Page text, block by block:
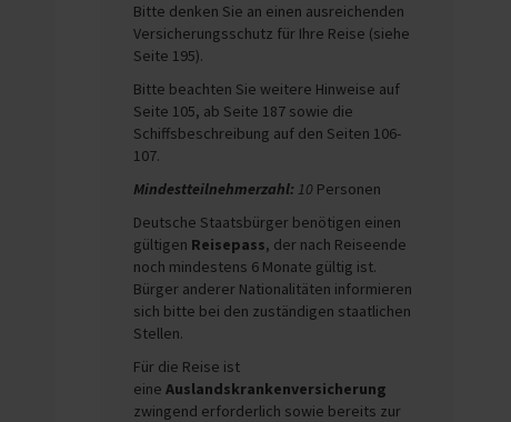
Bitte denken Sie an einen ausreichenden
Versicherungsschutz für Ihre Reise (siehe
Seite 195).
Bitte beachten Sie weitere Hinweise auf
Seite 105, ab Seite 187 sowie die
Schiffsbeschreibung auf den Seiten 106-
107.
Mindestteilnehmerzahl: 10 Personen
Deutsche Staatsbürger benötigen einen
gültigen Reisepass, der nach Reiseende
noch mindestens 6 Monate gültig ist.
Bürger anderer Nationalitäten informieren
sich bitte bei den zuständigen staatlichen
Stellen.
Für die Reise ist
eine Auslandskrankenversicherung
zwingend erforderlich sowie bereits zur